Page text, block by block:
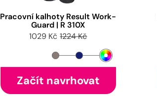
Pracovní kalhoty Result Work-
Guard | R 310X
1029 Kč 1224 Kč
Začít navrhovat